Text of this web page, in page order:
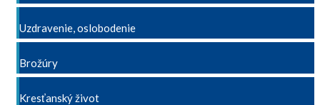
Uzdravenie, oslobodenie
Brožúry
Kresťanský život